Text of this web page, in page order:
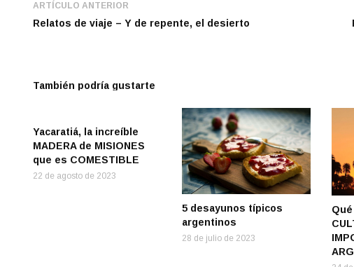
ARTÍCULO ANTERIOR
Relatos de viaje – Y de repente, el desierto
También podría gustarte
Yacaratiá, la increíble
MADERA de MISIONES
que es COMESTIBLE
22 de agosto de 2023
5 desayunos típicos
argentinos
28 de julio de 2023